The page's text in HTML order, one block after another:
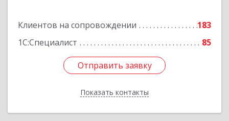
Клиентов на сопровождении
183
1С:Специалист
85
Отправить заявку
Показать контакты
Отправить заявку
Назад